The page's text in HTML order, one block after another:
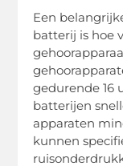
Een
batterij is hoe
gedurende 16
batterijen
apparaten
kunnen